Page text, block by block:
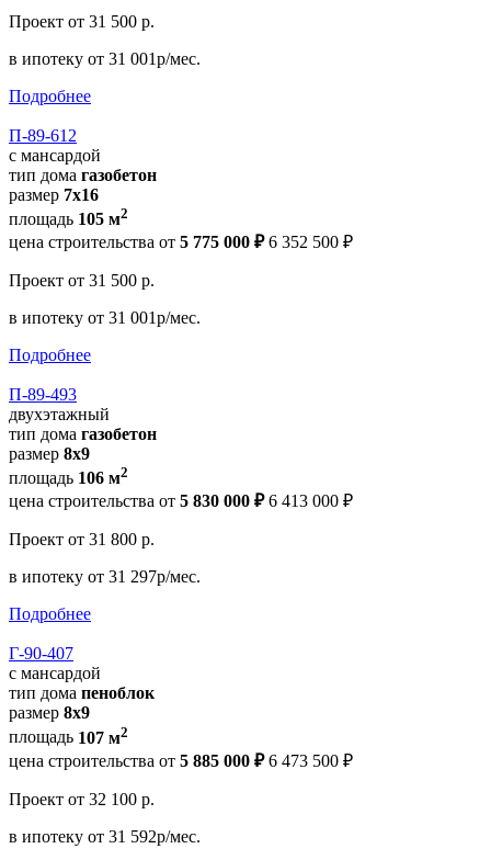
Проект от 31 500 р.
в ипотеку от 31 001р/мес.
Подробнее
П-89-612
с мансардой
тип дома газобетон
размер 7х16
площадь 105 м2
цена строительства от 5 775 000 ₽ 6 352 500 ₽
Проект от 31 500 р.
в ипотеку от 31 001р/мес.
Подробнее
П-89-493
двухэтажный
тип дома газобетон
размер 8х9
площадь 106 м2
цена строительства от 5 830 000 ₽ 6 413 000 ₽
Проект от 31 800 р.
в ипотеку от 31 297р/мес.
Подробнее
Г-90-407
с мансардой
тип дома пеноблок
размер 8х9
площадь 107 м2
цена строительства от 5 885 000 ₽ 6 473 500 ₽
Проект от 32 100 р.
в ипотеку от 31 592р/мес.